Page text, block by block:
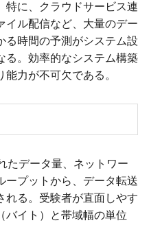
特に、クラウドサービス連
イル配信など、大量のデー
る時間の予測がシステム設
る。効率的なシステム構築
力が不可欠である。
たデータ量、ネットワー
ープットから、データ転送
れる。受験者が直面しやす
バイト）と帯域幅の単位